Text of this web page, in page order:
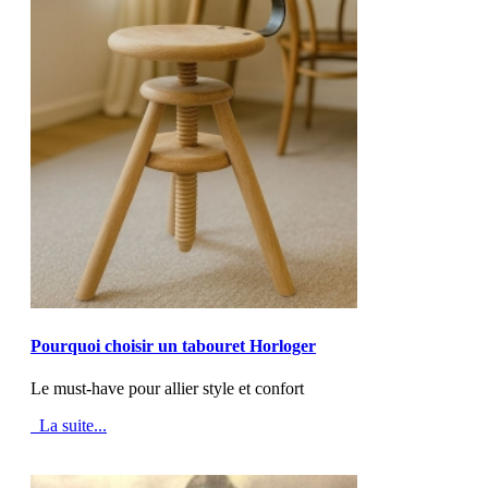
Pourquoi choisir un tabouret Horloger
Le must-have pour allier style et confort
La suite...